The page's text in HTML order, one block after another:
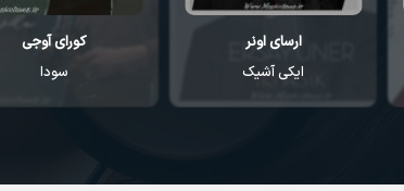
ارسای اونر
ایکی آشیک
کورای آوجی
سودا